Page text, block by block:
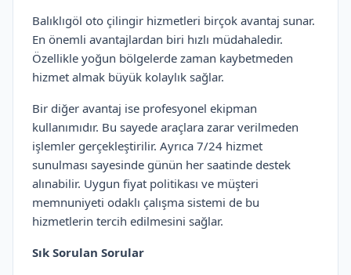
Balıklıgöl oto çilingir hizmetleri birçok avantaj sunar.
En önemli avantajlardan biri hızlı müdahaledir.
Özellikle yoğun bölgelerde zaman kaybetmeden
hizmet almak büyük kolaylık sağlar.
Bir diğer avantaj ise profesyonel ekipman
kullanımıdır. Bu sayede araçlara zarar verilmeden
işlemler gerçekleştirilir. Ayrıca 7/24 hizmet
sunulması sayesinde günün her saatinde destek
alınabilir. Uygun fiyat politikası ve müşteri
memnuniyeti odaklı çalışma sistemi de bu
hizmetlerin tercih edilmesini sağlar.
Sık Sorulan Sorular